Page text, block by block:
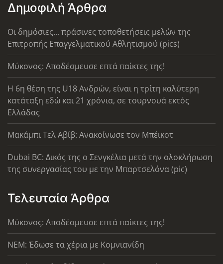
Δημοφιλή Άρθρα
Οι δημόσιες... πράσινες τοποθετήσεις μελών της
Επιτροπής Επαγγελματικού Αθλητισμού (pics)
Μύκονος: Αποδέσμευσε επτά παίκτες της!
Η 6η θέση της U18 Ανδρών, είναι η τρίτη καλύτερη
κατάταξη εδώ και 21 χρόνια, σε τουρνουά εκτός
Ελλάδας
Μακάμπι Τελ Αβίβ: Ανακοίνωσε τον Μπέικοτ
Dubai BC: Δικός της ο Σενγκέλια μετά την ολοκλήρωση
της συνεργασίας του με την Μπαρτσελόνα (pic)
Τελευταία Άρθρα
Μύκονος: Αποδέσμευσε επτά παίκτες της!
ΝΕΜ: Έδωσε τα χέρια με Κομνιανίδη